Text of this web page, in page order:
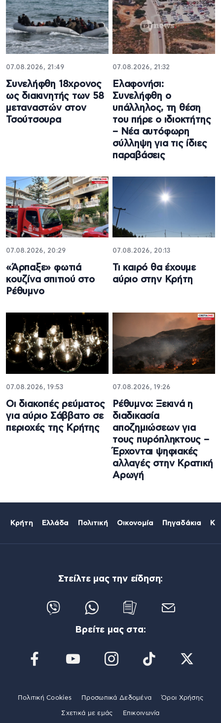
07.08.2026, 21:49
Συνελήφθη 18χρονος
ως διακινητής των 58
μεταναστών στον
Τσούτσουρα
07.08.2026, 21:32
Ελαφονήσι:
Συνελήφθη ο
υπάλληλος, τη θέση
του πήρε ο ιδιοκτήτης
– Νέα αυτόφωρη
σύλληψη για τις ίδιες
παραβάσεις
07.08.2026, 20:29
«Άρπαξε» φωτιά
κουζίνα σπιτιού στο
Ρέθυμνο
07.08.2026, 20:13
Τι καιρό θα έχουμε
αύριο στην Κρήτη
07.08.2026, 19:53
Οι διακοπές ρεύματος
για αύριο Σάββατο σε
περιοχές της Κρήτης
07.08.2026, 19:26
Ρέθυμνο: Ξεκινά η
διαδικασία
αποζημιώσεων για
τους πυρόπληκτους –
Έρχονται ψηφιακές
αλλαγές στην Κρατική
Αρωγή
Κρήτη Ελλάδα Πολιτική Οικονομία Πηγαδάκια
Στείλτε μας την είδηση:
Βρείτε μας στα:
Πολιτική Cookies Προσωπικά Δεδομένα Όροι Χρήσης
Σχετικά με εμάς Επικοινωνία